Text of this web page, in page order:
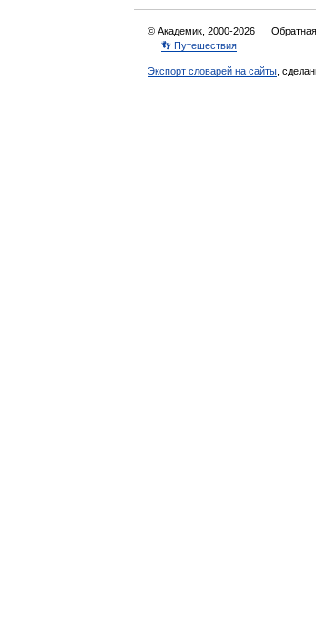
© Академик, 2000-2026
👣 Путешествия
Экспорт словарей на сайты ,